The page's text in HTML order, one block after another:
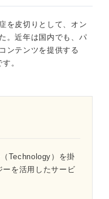
を皮切りとして、オン
。近年は国内でも、パ
ンテンツを提供する
。
Technology）を掛
ーを活用したサービ